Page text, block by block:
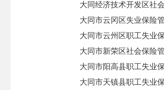
大同经济技术开发区社
大同市云冈区失业保险
大同市云州区职工失业
大同市新荣区社会保险
大同市阳高县职工失业
大同市天镇县职工失业